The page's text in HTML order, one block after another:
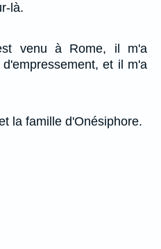
là.
venu à Rome, il m'a
et il m'a
la famille d'Onésiphore.